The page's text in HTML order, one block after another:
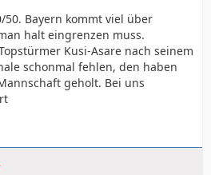
50. Bayern kommt viel über
halt eingrenzen muss.
Kusi-Asare nach seinem
schonmal fehlen, den haben
geholt. Bei uns